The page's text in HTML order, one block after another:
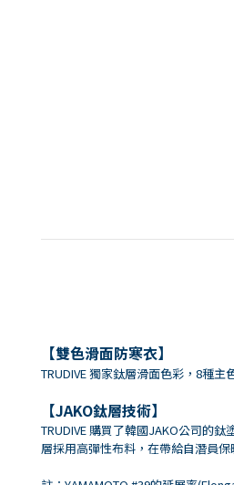
【雙色滑面防寒衣】
TRUDIVE 獨家鈦層滑面色彩，8種
【JAKO鈦層技術】
TRUDIVE 購買了韓國JAKO公司的
層採用高彈性布料，在帶給自潛員